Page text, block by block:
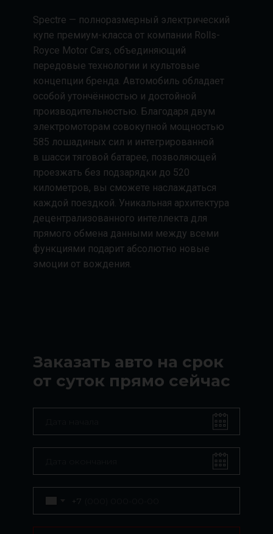
Spectre — полноразмерный электрический
купе премиум-класса от компании Rolls-
Royce Motor Cars, объединяющий
передовые технологии и культовые
концепции бренда. Автомобиль обладает
особой утончённостью и достойной
производительностью. Благодаря двум
электромоторам совокупной мощностью
585 лошадиных сил и интегрированной
в шасси тяговой батарее, позволяющей
проезжать без подзарядки до 520
километров, вы сможете наслаждаться
каждой поездкой. Уникальная архитектура
децентрализованного интеллекта для
прямого обмена данными между всеми
функциями подарит абсолютно новые
эмоции от вождения.
Заказать авто на срок
от суток прямо сейчас
+7